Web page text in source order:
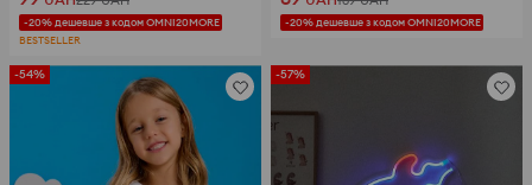
-20% дешевше з кодом OMNI20MORE
BESTSELLER
-20% дешевше з кодом OMNI20MORE
-54% -57%